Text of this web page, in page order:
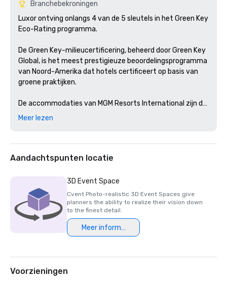
Branchebekroningen
Luxor ontving onlangs 4 van de 5 sleutels in het Green Key
Eco-Rating programma.
De Green Key-milieucertificering, beheerd door Green Key
Global, is het meest prestigieuze beoordelingsprogramma
van Noord-Amerika dat hotels certificeert op basis van
groene praktijken.
De accommodaties van MGM Resorts International zijn de
eersten die deze certificering hebben behaald in Nevada
Meer lezen
Aandachtspunten locatie
3D Event Space
Cvent Photo-realistic 3D Event Spaces give
planners the ability to realize their vision down
to the finest detail.
Meer informatie
Voorzieningen